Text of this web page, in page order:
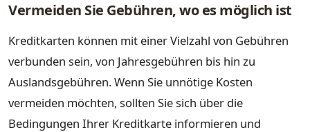
Vermeiden Sie Gebühren, wo es möglich ist
Kreditkarten können mit einer Vielzahl von Gebühren
verbunden sein, von Jahresgebühren bis hin zu
Auslandsgebühren. Wenn Sie unnötige Kosten
vermeiden möchten, sollten Sie sich über die
Bedingungen Ihrer Kreditkarte informieren und